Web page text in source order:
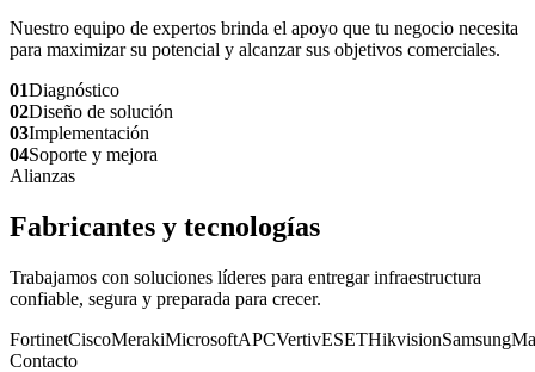
Nuestro equipo de expertos brinda el apoyo que tu negocio necesita
para maximizar su potencial y alcanzar sus objetivos comerciales.
01Diagnóstico
02Diseño de solución
03Implementación
04Soporte y mejora
Alianzas
Fabricantes y tecnologías
Trabajamos con soluciones líderes para entregar infraestructura
confiable, segura y preparada para crecer.
FortinetCiscoMerakiMicrosoftAPCVertivESETHikvisionSamsung
Contacto